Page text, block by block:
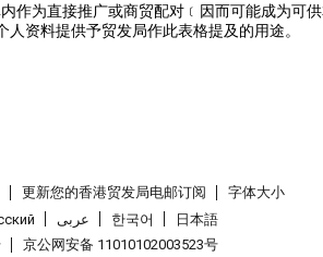
作为直接推广或商贸配对﹝因而可能成为可
资料提供予贸发局作此表格提及的用途。
更新您的香港贸发局电邮订阅
字体大小
عربى 한국어
日本語
京公网安备 11010102003523号